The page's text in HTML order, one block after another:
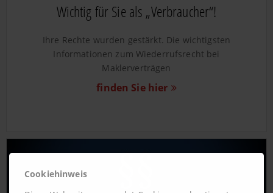
Cookiehinweis
Wichtig für Sie als „Verbraucher“!
Ihre Rechte wurden gestärkt. Die wichtigsten
Informationen zum Wiederrufsrecht bei
Maklerverträgen
finden Sie hier